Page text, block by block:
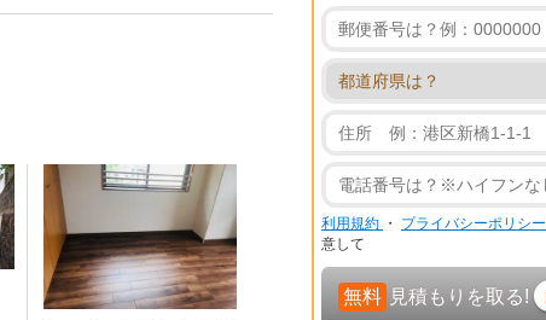
利用規約 ・ プライバシーポリシー
意して
無料 見積もりを取る!